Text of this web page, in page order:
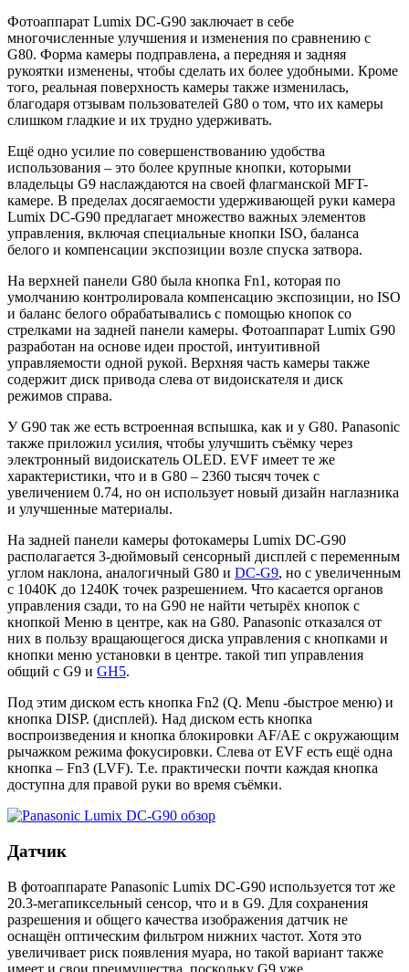
Фотоаппарат Lumix DC-G90 заключает в себе
многочисленные улучшения и изменения по сравнению с
G80. Форма камеры подправлена, а передняя и задняя
рукоятки изменены, чтобы сделать их более удобными. Кроме
того, реальная поверхность камеры также изменилась,
благодаря отзывам пользователей G80 о том, что их камеры
слишком гладкие и их трудно удерживать.
Ещё одно усилие по совершенствованию удобства
использования – это более крупные кнопки, которыми
владельцы G9 наслаждаются на своей флагманской MFT-
камере. В пределах досягаемости удерживающей руки камера
Lumix DC-G90 предлагает множество важных элементов
управления, включая специальные кнопки ISO, баланса
белого и компенсации экспозиции возле спуска затвора.
На верхней панели G80 была кнопка Fn1, которая по
умолчанию контролировала компенсацию экспозиции, но ISO
и баланс белого обрабатывались с помощью кнопок со
стрелками на задней панели камеры. Фотоаппарат Lumix G90
разработан на основе идеи простой, интуитивной
управляемости одной рукой. Верхняя часть камеры также
содержит диск привода слева от видоискателя и диск
режимов справа.
У G90 так же есть встроенная вспышка, как и у G80. Panasonic
также приложил усилия, чтобы улучшить съёмку через
электронный видоискатель OLED. EVF имеет те же
характеристики, что и в G80 – 2360 тысяч точек с
увеличением 0.74, но он использует новый дизайн наглазника
и улучшенные материалы.
На задней панели камеры фотокамеры Lumix DC-G90
располагается 3-дюймовый сенсорный дисплей с переменным
углом наклона, аналогичный G80 и DC-G9, но с увеличенным
с 1040K до 1240K точек разрешением. Что касается органов
управления сзади, то на G90 не найти четырёх кнопок с
кнопкой Меню в центре, как на G80. Panasonic отказался от
них в пользу вращающегося диска управления с кнопками и
кнопки меню установки в центре. такой тип управления
общий с G9 и GH5.
Под этим диском есть кнопка Fn2 (Q. Menu -быстрое меню) и
кнопка DISP. (дисплей). Над диском есть кнопка
воспроизведения и кнопка блокировки AF/AE с окружающим
рычажком режима фокусировки. Слева от EVF есть ещё одна
кнопка – Fn3 (LVF). Т.е. практически почти каждая кнопка
доступна для правой руки во время съёмки.
Датчик
В фотоаппарате Panasonic Lumix DC-G90 используется тот же
20.3-мегапиксельный сенсор, что и в G9. Для сохранения
разрешения и общего качества изображения датчик не
оснащён оптическим фильтром нижних частот. Хотя это
увеличивает риск появления муара, но такой вариант также
имеет и свои преимущества, поскольку G9 уже